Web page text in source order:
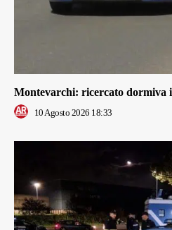
Montevarchi: ricercato dormiva
10 Agosto 2026 18:33